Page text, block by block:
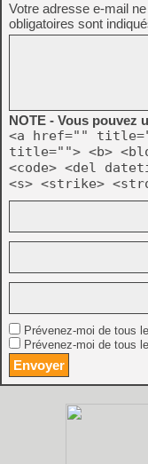
Votre adresse e-mail
obligatoires sont
NOTE - Vous pouvez
<a href=""
title=""> <b>
<code> <del
<s> <strike>
Prévenez-moi de tous
Prévenez-moi de tous